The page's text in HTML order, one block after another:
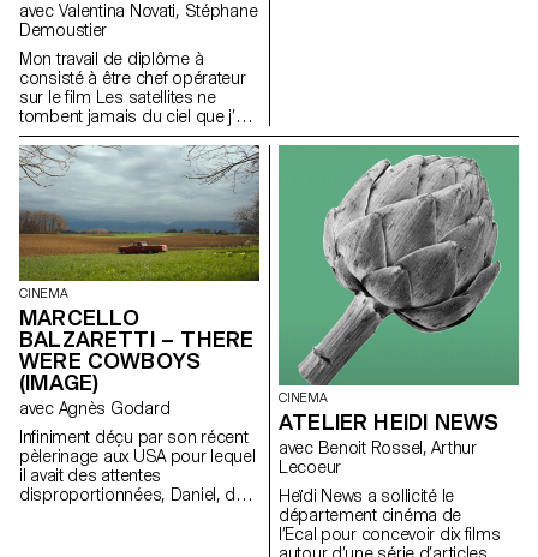
avec Valentina Novati, Stéphane
Demoustier
Mon travail de diplôme à
consisté à être chef opérateur
sur le film Les satellites ne
tombent jamais du ciel que j’ai
co-réalisé avec Matias Carlier,
alumni de l’Ecal en cinéma
promotion 2022.
CINEMA
MARCELLO
BALZARETTI – THERE
WERE COWBOYS
(IMAGE)
avec Agnès Godard
Infiniment déçu par son récent
pèlerinage aux USA pour lequel
il avait des attentes
disproportionnées, Daniel, de
CINEMA
ATELIER HEIDI NEWS
avec Benoit Rossel, Arthur
Lecoeur
Heïdi News a sollicité le
département cinéma de
l’Ecal pour concevoir dix films